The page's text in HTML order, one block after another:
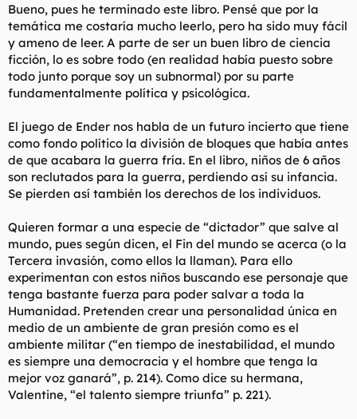
Bueno, pues he terminado este libro. Pensé que por la
temática me costaría mucho leerlo, pero ha sido muy fácil
y ameno de leer. A parte de ser un buen libro de ciencia
ficción, lo es sobre todo (en realidad había puesto sobre
todo junto porque soy un subnormal) por su parte
fundamentalmente política y psicológica.
El juego de Ender nos habla de un futuro incierto que tiene
como fondo político la división de bloques que había antes
de que acabara la guerra fría. En el libro, niños de 6 años
son reclutados para la guerra, perdiendo así su infancia.
Se pierden así también los derechos de los individuos.
Quieren formar a una especie de “dictador” que salve al
mundo, pues según dicen, el Fin del mundo se acerca (o la
Tercera invasión, como ellos la llaman). Para ello
experimentan con estos niños buscando ese personaje que
tenga bastante fuerza para poder salvar a toda la
Humanidad. Pretenden crear una personalidad única en
medio de un ambiente de gran presión como es el
ambiente militar (“en tiempo de inestabilidad, el mundo
es siempre una democracia y el hombre que tenga la
mejor voz ganará”, p. 214). Como dice su hermana,
Valentine, “el talento siempre triunfa” p. 221).